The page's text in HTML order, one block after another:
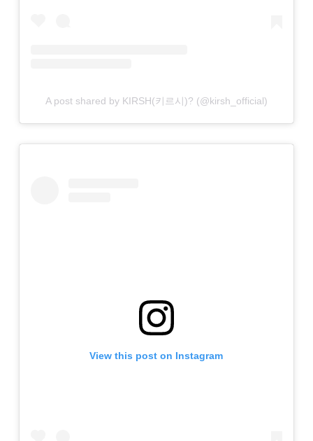
A post shared by KIRSH(키르시)? (@kirsh_official)
View this post on Instagram